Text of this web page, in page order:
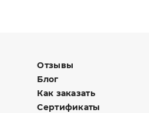
Отзывы
Блог
Как заказать
Сертификаты